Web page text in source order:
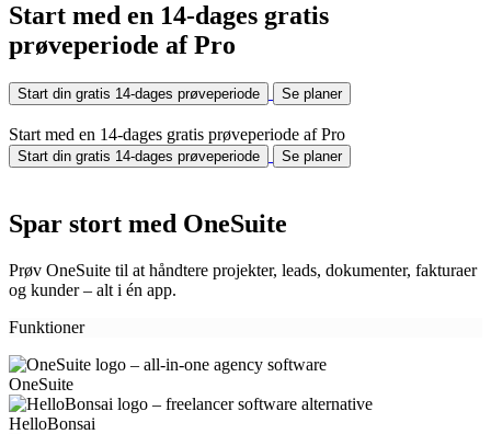
Start med en 14-dages gratis
prøveperiode af Pro
Start din gratis 14-dages prøveperiode Se planer
Start med en 14-dages gratis prøveperiode af Pro
Start din gratis 14-dages prøveperiode Se planer
Spar stort med OneSuite
Prøv OneSuite til at håndtere projekter, leads, dokumenter, fakturaer
og kunder – alt i én app.
Funktioner
OneSuite
HelloBonsai